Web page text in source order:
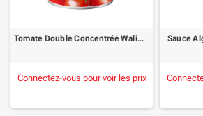
Tomate Double Concentrée Walima 400g
Connectez-vous pour voir les prix
Sauce